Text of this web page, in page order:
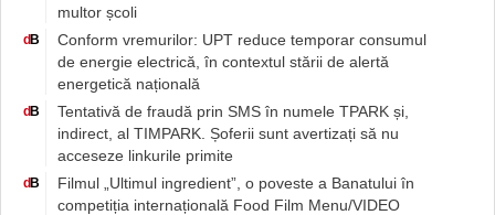
multor școli
dB
Conform vremurilor: UPT reduce temporar consumul
de energie electrică, în contextul stării de alertă
energetică națională
dB
Tentativă de fraudă prin SMS în numele TPARK și,
indirect, al TIMPARK. Șoferii sunt avertizați să nu
acceseze linkurile primite
dB
Filmul „Ultimul ingredient”, o poveste a Banatului în
competiția internațională Food Film Menu/VIDEO